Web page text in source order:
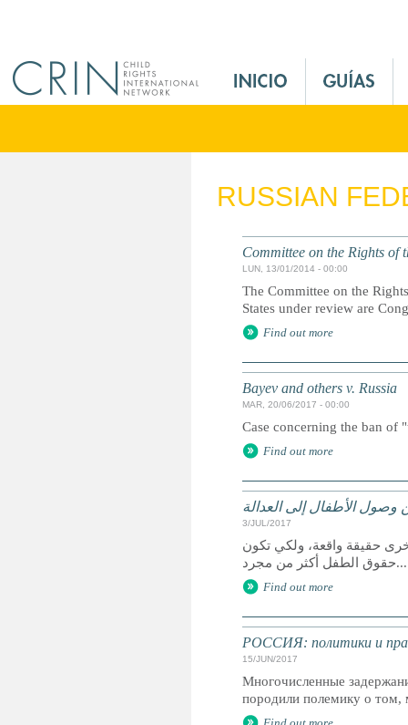
M
n
RUSSIAN
Committee on the Rights of
LUN, 13/01/2014 - 00:00
The Committee on the
States under review are
Find out more
Bayev and others v. Russia
MAR, 20/06/2017 - 00:00
Case concerning the ban of
Find out more
وصول الأطفال إلى العدالة
3/JUL/2017
حقيقة واقعة، ولكي تكون
حقوق الطفل أكثر من مجرد...
Find out more
РОССИЯ: политики и
15/JUN/2017
Многочисленные
породили полемику о том,